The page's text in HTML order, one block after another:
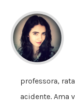
conhecida por um
professora,
acidente. Ama